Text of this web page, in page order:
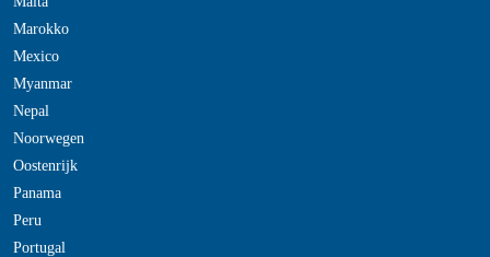
Marokko
Mexico
Myanmar
Nepal
Noorwegen
Oostenrijk
Panama
Peru
Portugal